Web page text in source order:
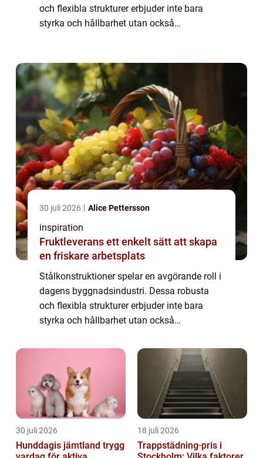
och flexibla strukturer erbjuder inte bara
styrka och hållbarhet utan också
30 juli 2026 Alice Pettersson
inspiration
Fruktleverans ett enkelt sätt att skapa
en friskare arbetsplats
Stålkonstruktioner spelar en avgörande roll i
dagens byggnadsindustri. Dessa robusta
och flexibla strukturer erbjuder inte bara
styrka och hållbarhet utan också
och funktionella byggna...
30 juli 2026
Hunddagis jämtland trygg
18 juli 2026
Trappstädning-pris i